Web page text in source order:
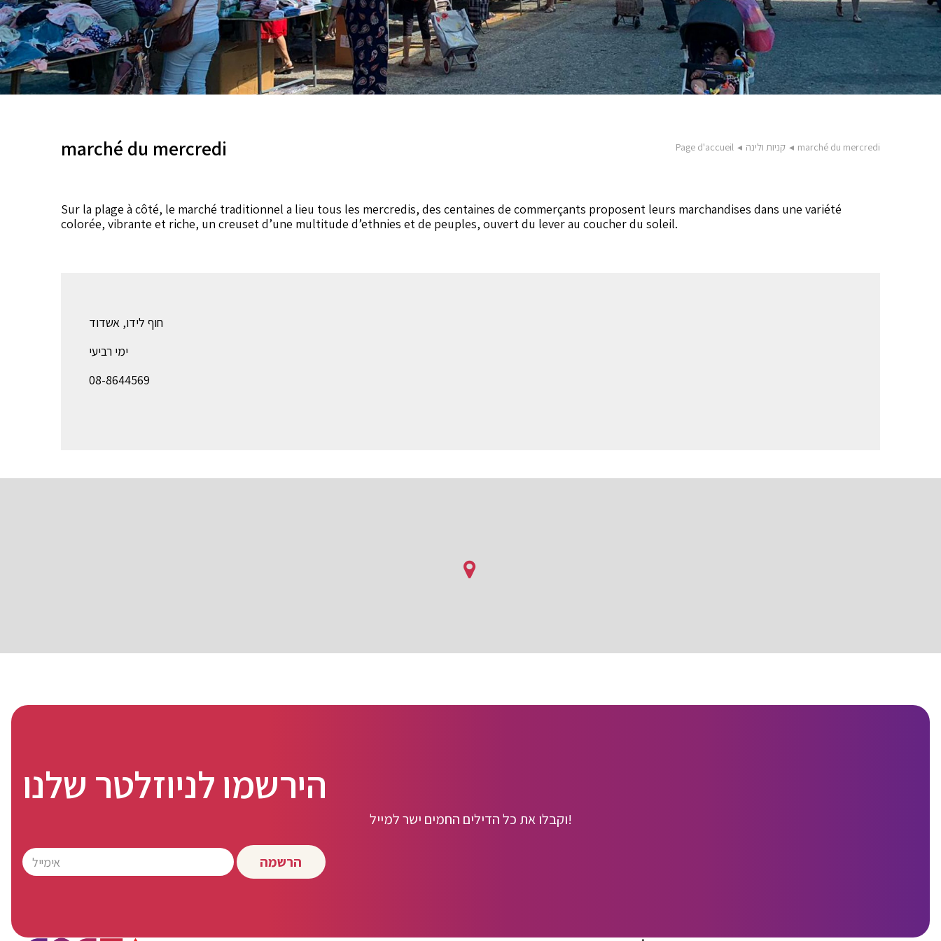
marché du mercredi Page d'accueil ◂ קניות ולינה ◂ marché du mercredi
Sur la plage à côté, le marché traditionnel a lieu tous les mercredis, des centaines de commerçants proposent leurs marchandises dans une variété
colorée, vibrante et riche, un creuset d’une multitude d’ethnies et de peuples, ouvert du lever au coucher du soleil.
חוף לידו, אשדוד
ימי רביעי
08-8644569
הירשמו לניוזלטר שלנו
וקבלו את כל הדילים החמים ישר למייל!
הרשמה